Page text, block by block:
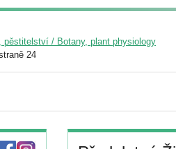
pěstitelství / Botany, plant physiology
24